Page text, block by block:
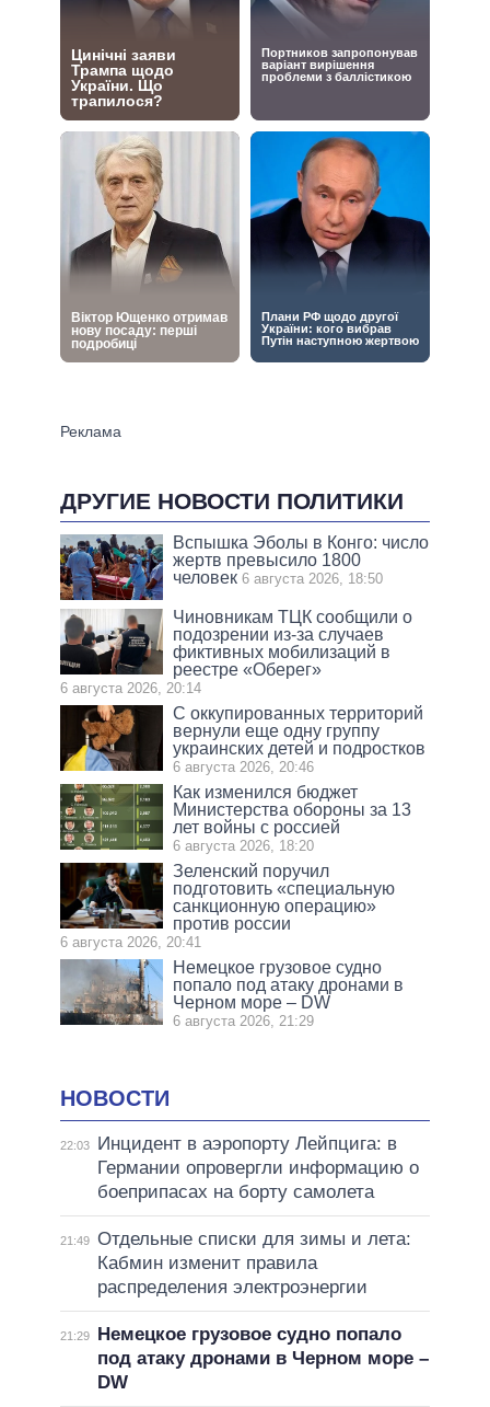
ДРУГИЕ НОВОСТИ ПОЛИТИКИ
Вспышка Эболы в Конго: число
жертв превысило 1800
человек 6 августа 2026, 18:50
Чиновникам ТЦК сообщили о
подозрении из-за случаев
фиктивных мобилизаций в
реестре «Оберег»
6 августа 2026, 20:14
С оккупированных территорий
вернули еще одну группу
украинских детей и подростков
6 августа 2026, 20:46
Как изменился бюджет
Министерства обороны за 13
лет войны с россией
6 августа 2026, 18:20
Зеленский поручил
подготовить «специальную
санкционную операцию»
против россии
6 августа 2026, 20:41
Немецкое грузовое судно
попало под атаку дронами в
Черном море – DW
6 августа 2026, 21:29
НОВОСТИ
22:03
Инцидент в аэропорту Лейпцига: в
Германии опровергли информацию о
боеприпасах на борту самолета
21:49 Отдельные списки для зимы и лета:
Кабмин изменит правила
распределения электроэнергии
21:29
Немецкое грузовое судно попало
под атаку дронами в Черном море –
DW